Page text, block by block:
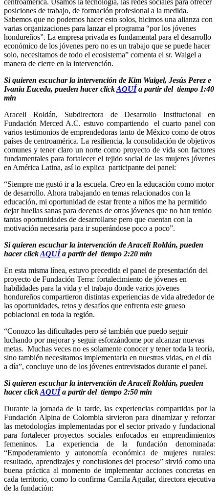
posiciones de trabajo, de formación profesional a la medida.
Sabemos que no podemos hacer esto solos, hicimos una alianza con
varias organizaciones para lanzar el programa “por los jóvenes
hondureños”. La empresa privada es fundamental para el desarrollo
económico de los jóvenes pero no es un trabajo que se puede hacer
solo, necesitamos de todo el ecosistema” comenta el sr. Waigel a
manera de cierre en la intervención.
Si quieren escuchar la intervención de Kim Waigel, Jesús Perez e
Ivania Euceda, pueden hacer click AQUÍ a partir del  tiempo 1:40
min
Araceli Roldán, Subdirectora de Desarrollo Institucional en
Fundación Merced A.C. estuvo compartiendo  el cuarto panel con
varios testimonios de emprendedoras tanto de México como de otros
países de centroamérica. La resiliencia, la consolidación de objetivos
comunes y tener claro un norte como proyecto de vida son factores
fundamentales para fortalecer el tejido social de las mujeres jóvenes
en América Latina, así lo explica  participante del panel:
“Siempre me gustó ir a la escuela. Creo en la educación como motor
de desarrollo. Ahora trabajando en temas relacionados con la
educación, mi oportunidad de estar frente a niños me ha permitido
dejar huellas sanas para decenas de otros jóvenes que no han tenido
tantas oportunidades de desarrollarse pero que cuentan con la
motivación necesaria para ir superándose poco a poco”.
Si quieren escuchar la intervención de Araceli Roldán, pueden
hacer click AQUÍ a partir del  tiempo 2:20 min
En esta misma línea, estuvo precedida el panel de presentación del
proyecto de Fundación Terra: fortalecimiento de jóvenes en
habilidades para la vida y el trabajo donde varios jóvenes
hondureños compartieron distintas experiencias de vida alrededor de
las oportunidades, retos y desafíos que enfrenta este grueso
poblacional en toda la región.
“Conozco las dificultades pero sé también que puedo seguir
luchando por mejorar y seguir esforzándome por alcanzar nuevas
metas.  Muchas veces no es solamente conocer y tener toda la teoría,
sino también necesitamos implementarla en nuestras vidas, en el día
a día”, concluye uno de los jóvenes entrevistados durante el panel.
Si quieren escuchar la intervención de Araceli Roldán, pueden
hacer click AQUÍ a partir del  tiempo 2:50 min
Durante la jornada de la tarde, las experiencias compartidas por la
Fundación Alpina de Colombia sirvieron para dinamizar y reforzar
las metodologías implementadas por el sector privado y fundacional
para fortalecer proyectos sociales enfocados en emprendimientos
femeninos. La experiencia de la fundación denominada:
“Empoderamiento y autonomía económica de mujeres rurales:
resultado, aprendizajes y conclusiones del proceso” sirvió como una
buena práctica al momento de implementar acciones concretas en
cada territorio, como lo confirma Camila Aguilar, directora ejecutiva
de la fundación: